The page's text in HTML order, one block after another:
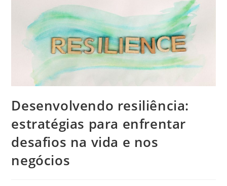
Desenvolvendo resiliência:
estratégias para enfrentar
desafios na vida e nos
negócios